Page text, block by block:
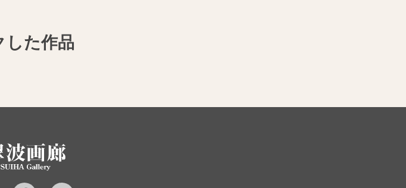
した作品